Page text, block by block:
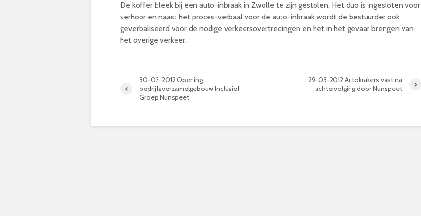
De koffer bleek bij een auto-inbraak in Zwolle te zijn gestolen. Het duo is ingesloten voor
verhoor en naast het proces-verbaal voor de auto-inbraak wordt de bestuurder ook
geverbaliseerd voor de nodige verkeersovertredingen en het in het gevaar brengen van
het overige verkeer.
30-03-2012 Opening
bedrijfsverzamelgebouw Inclusief
Groep Nunspeet
29-03-2012 Autokrakers vast na
achtervolging door Nunspeet